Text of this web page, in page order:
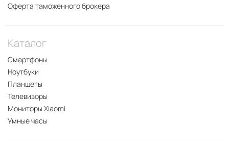
Оферта таможенного брокера
Каталог
Смартфоны
Ноутбуки
Планшеты
Телевизоры
Мониторы Xiaomi
Умные часы